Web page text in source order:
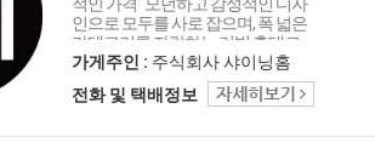
인으로 모두를 사로 잡으며, 폭 넓은
카테고리를 자랑하는 리빙 홈데코
인테리어 샤이닝홈입니다.
가게주인 : 주식회사 샤이닝홈
전화 및 택배정보